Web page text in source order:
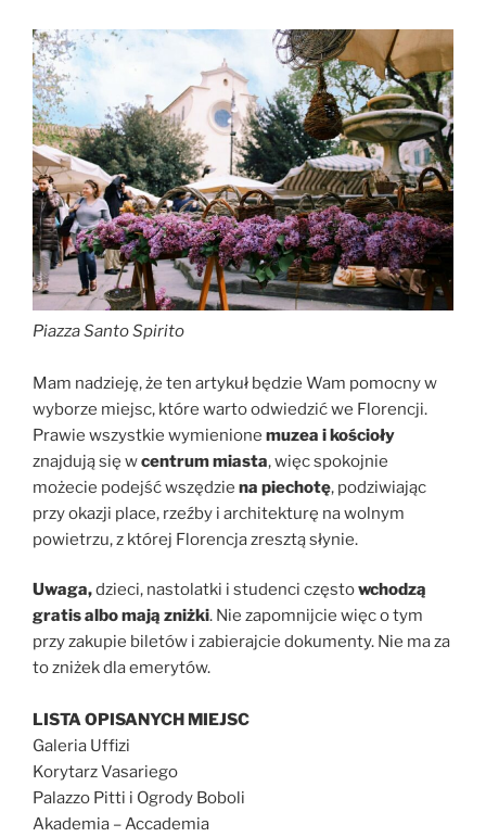
Piazza Santo Spirito
Mam nadzieję, że ten artykuł będzie Wam pomocny w
wyborze miejsc, które warto odwiedzić we Florencji.
Prawie wszystkie wymienione muzea i kościoły
znajdują się wcentrum miasta, więc spokojnie
możecie podejść wszędzie na piechotę, podziwiając
przy okazji place, rzeźby i architekturę na wolnym
powietrzu, z której Florencja zresztą słynie.
Uwaga,dzieci, nastolatki i studenci częstowchodzą
gratis albo mają zniżki. Nie zapomnijcie więc o tym
przy zakupie biletów i zabierajcie dokumenty. Nie ma za
to zniżek dla emerytów.
LISTA OPISANYCH MIEJSC
Galeria Uffizi
Korytarz Vasariego
Palazzo Pitti i Ogrody Boboli
Akademia – Accademia